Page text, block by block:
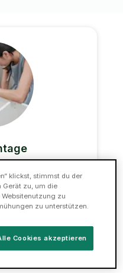
Wir können deinen
Schrank oder dein
klickst, stimmst du der
Gerät zu, um die
zu
zu unterstützen.
Cookies akzeptieren